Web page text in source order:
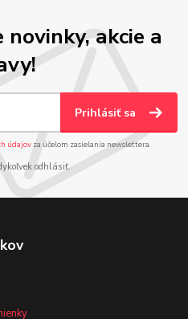
akcie a
Prihlásiť sa
údajov za účelom zasielania newslettera.
odhlásiť.